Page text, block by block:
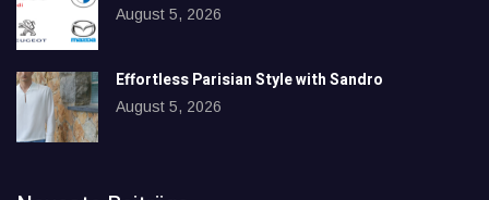
August 5, 2026
Effortless Parisian Style with Sandro
August 5, 2026